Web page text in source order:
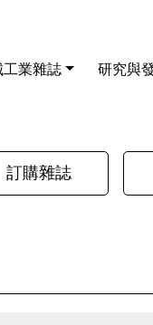
工業雜誌 研究與
訂購雜誌